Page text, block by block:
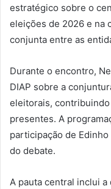
estratégico sobre o
eleições de 2026 e na
conjunta entre as
Durante o encontro,
DIAP sobre a
eleitorais,
presentes. A
participação de
do debate.
A pauta central inclui